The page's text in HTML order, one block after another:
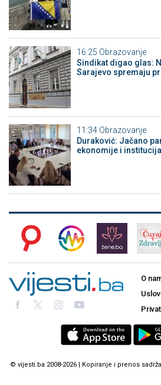
16:25 Obrazovanje
Sindikat digao glas:
Sarajevo spremaju
11:34 Obrazovanje
Duraković: Jačano
ekonomije i institucija
O
© vijesti.ba 2008-2026 | Kopiranje i prenos